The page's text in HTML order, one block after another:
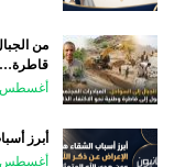
من
قاطرة…
أغسطس 6, 2026
أبرز
أغسطس 5, 2026